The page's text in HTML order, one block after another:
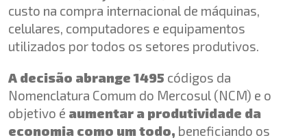
custo na compra internacional de máquinas,
celulares, computadores e equipamentos
utilizados por todos os setores produtivos.
A decisão abrange 1495 códigos da
Nomenclatura Comum do Mercosul (NCM) e o
objetivo é aumentar a produtividade da
economia como um todo, beneficiando os